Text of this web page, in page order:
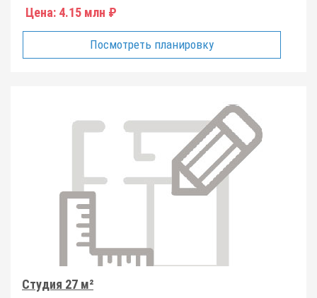
Цена: 4.15 млн ₽
Посмотреть планировку
Студия 27 м²